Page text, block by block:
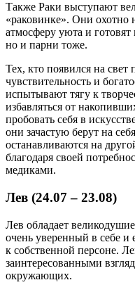
Также Раки выступают
«раковинке». Они охотно
атмосферу уюта и
но и парни тоже.
Тех, кто появился на свет
чувствительность и
испытывают тягу к
избавляться от
пробовать себя в
они зачастую берут на
останавливаются на
благодаря своей
медиками.
Лев (24.07 – 23.08)
Лев обладает
очень уверенный в себе и
к собственной персоне.
заинтересованными
окружающих.